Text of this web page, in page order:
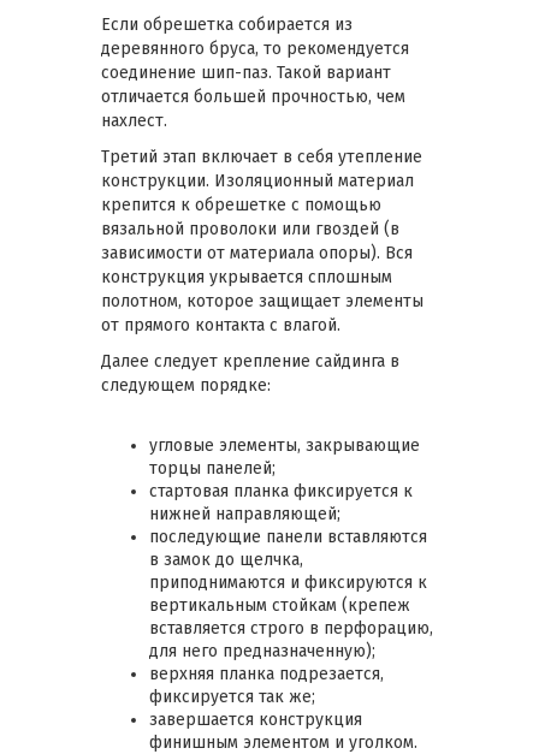
Если обрешетка собирается из
деревянного бруса, то рекомендуется
соединение шип-паз. Такой вариант
отличается большей прочностью, чем
нахлест.
Третий этап включает в себя утепление
конструкции. Изоляционный материал
крепится к обрешетке с помощью
вязальной проволоки или гвоздей (в
зависимости от материала опоры). Вся
конструкция укрывается сплошным
полотном, которое защищает элементы
от прямого контакта с влагой.
Далее следует крепление сайдинга в
следующем порядке:
угловые элементы, закрывающие
торцы панелей;
стартовая планка фиксируется к
нижней направляющей;
последующие панели вставляются
в замок до щелчка,
приподнимаются и фиксируются к
вертикальным стойкам (крепеж
вставляется строго в перфорацию,
для него предназначенную);
верхняя планка подрезается,
фиксируется так же;
завершается конструкция
финишным элементом и уголком.